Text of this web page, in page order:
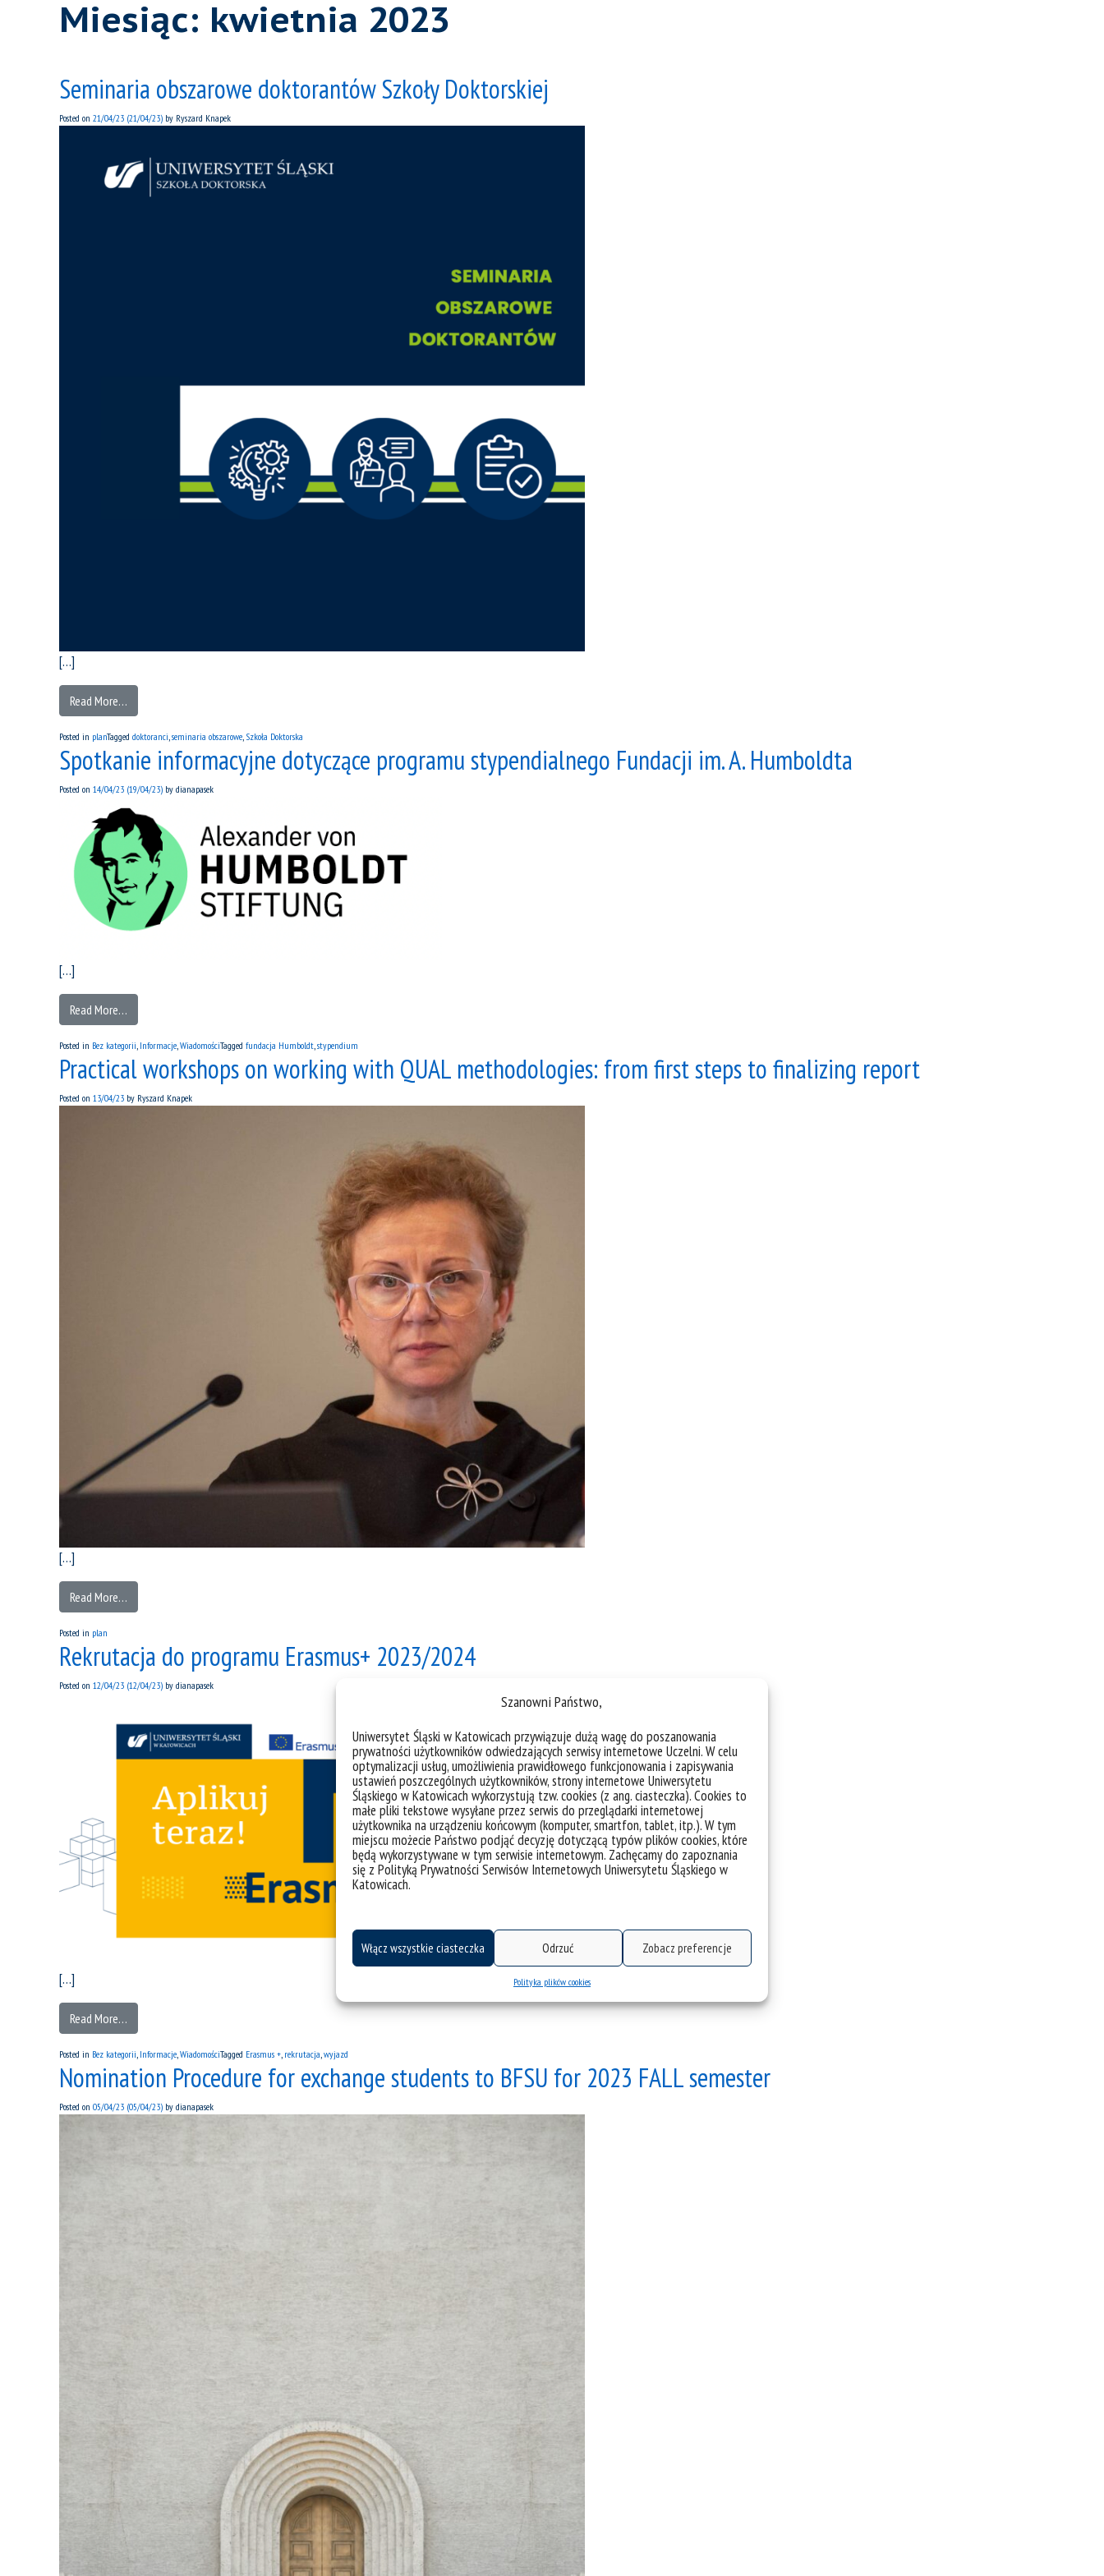
Szanowni Państwo,
Uniwersytet Śląski w Katowicach przywiązuje dużą wagę do poszanowania
prywatności użytkowników odwiedzających serwisy internetowe Uczelni. W celu
optymalizacji usług, umożliwienia prawidłowego funkcjonowania i zapisywania
ustawień poszczególnych użytkowników, strony internetowe Uniwersytetu
Śląskiego w Katowicach wykorzystują tzw. cookies (z ang. ciasteczka). Cookies to
małe pliki tekstowe wysyłane przez serwis do przeglądarki internetowej
użytkownika na urządzeniu końcowym (komputer, smartfon, tablet, itp.). W tym
miejscu możecie Państwo podjąć decyzję dotyczącą typów plików cookies, które
będą wykorzystywane w tym serwisie internetowym. Zachęcamy do zapoznania
się z Polityką Prywatności Serwisów Internetowych Uniwersytetu Śląskiego w
Katowicach.
Włącz wszystkie ciasteczka Odrzuć Zobacz preferencje
Polityka plików cookies
Miesiąc: kwietnia 2023
Seminaria obszarowe doktorantów Szkoły Doktorskiej
Posted on 21/04/23 (21/04/23) by Ryszard Knapek
[…]
Read More…
Posted in planTagged doktoranci,seminaria obszarowe, Szkoła Doktorska
Spotkanie informacyjne dotyczące programu stypendialnego Fundacji im. A. Humboldta
Posted on 14/04/23 (19/04/23) by dianapasek
[…]
Read More…
Posted in Bez kategorii, Informacje,WiadomościTagged fundacja Humboldt,stypendium
Practical workshops on working with QUAL methodologies: from first steps to finalizing report
Posted on 13/04/23 by Ryszard Knapek
[…]
Read More…
Posted in plan
Rekrutacja do programu Erasmus+ 2023/2024
Posted on 12/04/23 (12/04/23) by dianapasek
[…]
Read More…
Posted in Bez kategorii, Informacje,WiadomościTagged Erasmus +, rekrutacja,wyjazd
Nomination Procedure for exchange students to BFSU for 2023 FALL semester
Posted on 05/04/23 (05/04/23) by dianapasek